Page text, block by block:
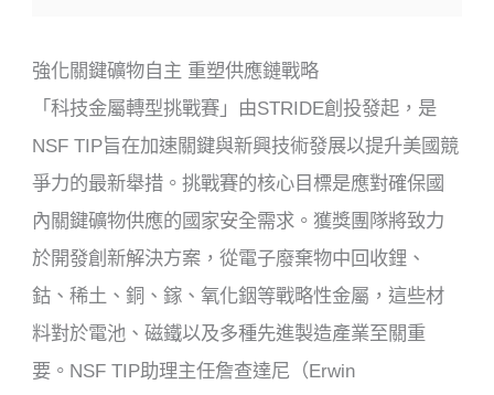
強化關鍵礦物自主 重塑供應鏈戰略
「科技金屬轉型挑戰賽」由STRIDE創投發起，是
NSF TIP旨在加速關鍵與新興技術發展以提升美國競
爭力的最新舉措。挑戰賽的核心目標是應對確保國
內關鍵礦物供應的國家安全需求。獲獎團隊將致力
於開發創新解決方案，從電子廢棄物中回收鋰、
鈷、稀土、銅、鎵、氧化銦等戰略性金屬，這些材
料對於電池、磁鐵以及多種先進製造產業至關重
要。NSF TIP助理主任詹查達尼（Erwin